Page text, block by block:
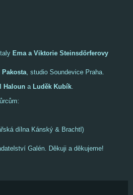
Ema a Viktorie Steinsdörferovy
Pakosta, studio Soundevice Praha.
Haloun a Luděk Kubík.
dílna Kánský & Brachtl)
Galén. Děkuji a děkujeme!